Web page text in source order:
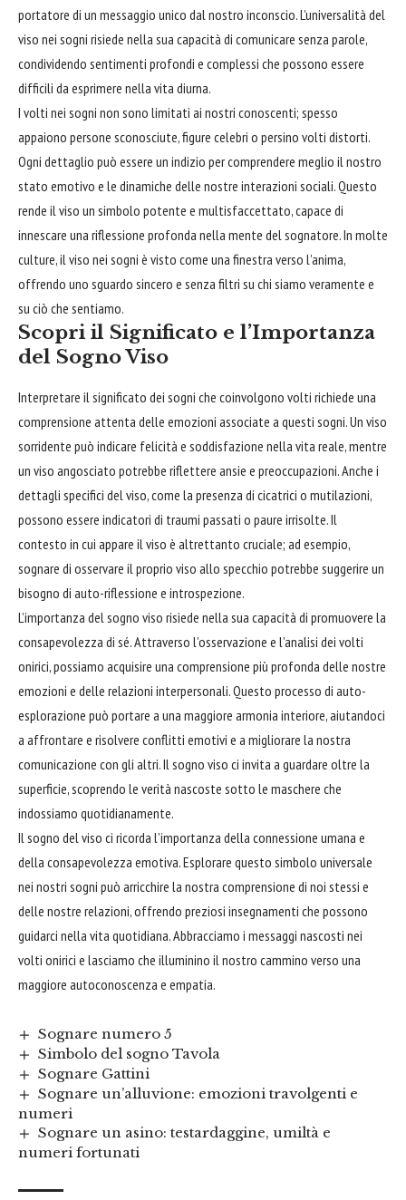
portatore di un messaggio unico dal nostro inconscio. L’universalità del
viso nei sogni risiede nella sua capacità di comunicare senza parole,
condividendo sentimenti profondi e complessi che possono essere
difficili da esprimere nella vita diurna.
I volti nei sogni non sono limitati ai nostri conoscenti; spesso
appaiono persone sconosciute, figure celebri o persino volti distorti.
Ogni dettaglio può essere un indizio per comprendere meglio il nostro
stato emotivo e le dinamiche delle nostre interazioni sociali. Questo
rende il viso un simbolo potente e multisfaccettato, capace di
innescare una riflessione profonda nella mente del sognatore. In molte
culture, il viso nei sogni è visto come una finestra verso l’anima,
offrendo uno sguardo sincero e senza filtri su chi siamo veramente e
su ciò che sentiamo.
Scopri il Significato e l’Importanza
del Sogno Viso
Interpretare il significato dei sogni che coinvolgono volti richiede una
comprensione attenta delle emozioni associate a questi sogni. Un viso
sorridente può indicare felicità e soddisfazione nella vita reale, mentre
un viso angosciato potrebbe riflettere ansie e preoccupazioni. Anche i
dettagli specifici del viso, come la presenza di cicatrici o mutilazioni,
possono essere indicatori di traumi passati o paure irrisolte. Il
contesto in cui appare il viso è altrettanto cruciale; ad esempio,
sognare di osservare il proprio viso allo specchio potrebbe suggerire un
bisogno di auto-riflessione e introspezione.
L’importanza del sogno viso risiede nella sua capacità di promuovere la
consapevolezza di sé. Attraverso l’osservazione e l’analisi dei volti
onirici, possiamo acquisire una comprensione più profonda delle nostre
emozioni e delle relazioni interpersonali. Questo processo di auto-
esplorazione può portare a una maggiore armonia interiore, aiutandoci
a affrontare e risolvere conflitti emotivi e a migliorare la nostra
comunicazione con gli altri. Il sogno viso ci invita a guardare oltre la
superficie, scoprendo le verità nascoste sotto le maschere che
indossiamo quotidianamente.
Il sogno del viso ci ricorda l’importanza della connessione umana e
della consapevolezza emotiva. Esplorare questo simbolo universale
nei nostri sogni può arricchire la nostra comprensione di noi stessi e
delle nostre relazioni, offrendo preziosi insegnamenti che possono
guidarci nella vita quotidiana. Abbracciamo i messaggi nascosti nei
volti onirici e lasciamo che illuminino il nostro cammino verso una
maggiore autoconoscenza e empatia.
Sognare numero 5
Simbolo del sogno Tavola
Sognare Gattini
Sognare un’alluvione: emozioni travolgenti e
numeri
Sognare un asino: testardaggine, umiltà e
numeri fortunati